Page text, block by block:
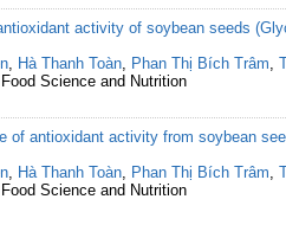
activity of soybean seeds
, Hà Thanh Toàn, Phan Thị Bích Trâm,
Science and Nutrition
of antioxidant activity from soybean
, Hà Thanh Toàn, Phan Thị Bích Trâm,
Science and Nutrition